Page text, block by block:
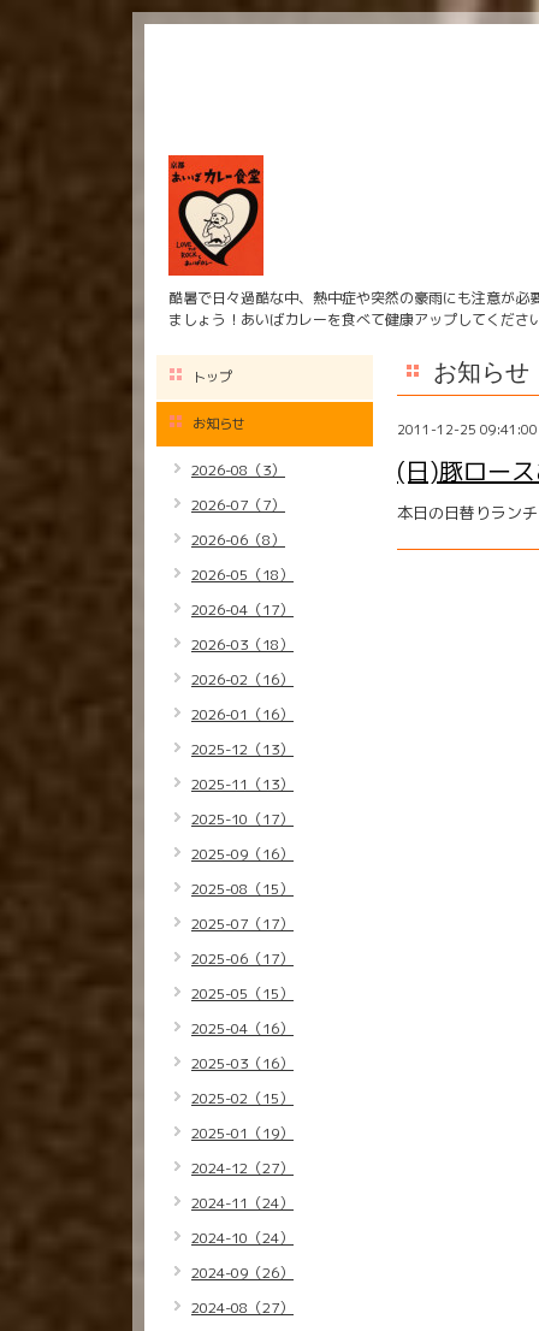
酷暑で日々過酷な中、熱中症や突然の豪雨にも注意が
ましょう！あいばカレーを食べて健康アップしてくださ
お知らせ
2011-12-25 09:41:00
(日)豚ロー
本日の日替りラン
トップ
お知らせ
2026-08（3）
2026-07（7）
2026-06（8）
2026-05（18）
2026-04（17）
2026-03（18）
2026-02（16）
2026-01（16）
2025-12（13）
2025-11（13）
2025-10（17）
2025-09（16）
2025-08（15）
2025-07（17）
2025-06（17）
2025-05（15）
2025-04（16）
2025-03（16）
2025-02（15）
2025-01（19）
2024-12（27）
2024-11（24）
2024-10（24）
2024-09（26）
2024-08（27）